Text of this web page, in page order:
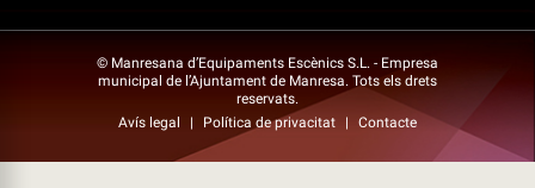
© Manresana d’Equipaments Escènics S.L. - Empresa
municipal de l’Ajuntament de Manresa. Tots els drets
reservats.
Avís legal
| Política de privacitat | Contacte